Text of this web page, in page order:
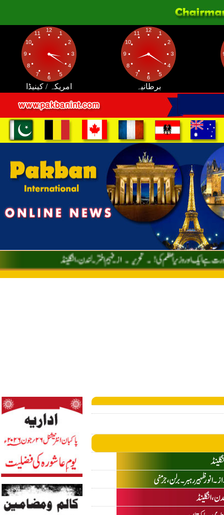
امریکہ / کینیڈا برطانیہ